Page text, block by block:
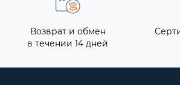
Возврат и обмен
в течении 14 дней